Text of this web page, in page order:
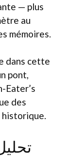
— plus
au
mémoires.
dans cette
pont,
Eater’s
des